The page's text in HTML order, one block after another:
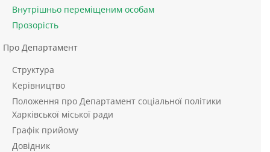
Внутрішньо переміщеним особам
Прозорість
Про Департамент
Структура
Керівництво
Положення про Департамент соціальної політики
Харківської міської ради
Графік прийому
Довідник